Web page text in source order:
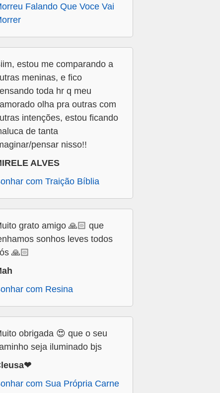
Falando Que Voce Vai
estou me comparando a
meninas, e fico
toda hr q meu
olha pra outras com
intenções, estou ficando
de tanta
pensar nisso!!
ALVES
com Traição Bíblia
grato amigo 🙏🏻 que
sonhos leves todos
🙏🏻
com Resina
obrigada 😍 que o seu
seja iluminado bjs
com Sua Própria Carne